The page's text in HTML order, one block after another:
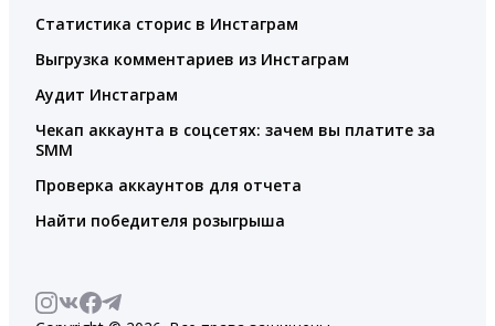
Статистика сторис в Инстаграм
Выгрузка комментариев из Инстаграм
Аудит Инстаграм
Чекап аккаунта в соцсетях: зачем вы платите за
SMM
Проверка аккаунтов для отчета
Найти победителя розыгрыша